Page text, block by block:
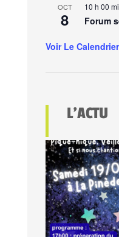
OCT
8
10 h 00
Forum
Voir Le Calendrier
L’ACTU